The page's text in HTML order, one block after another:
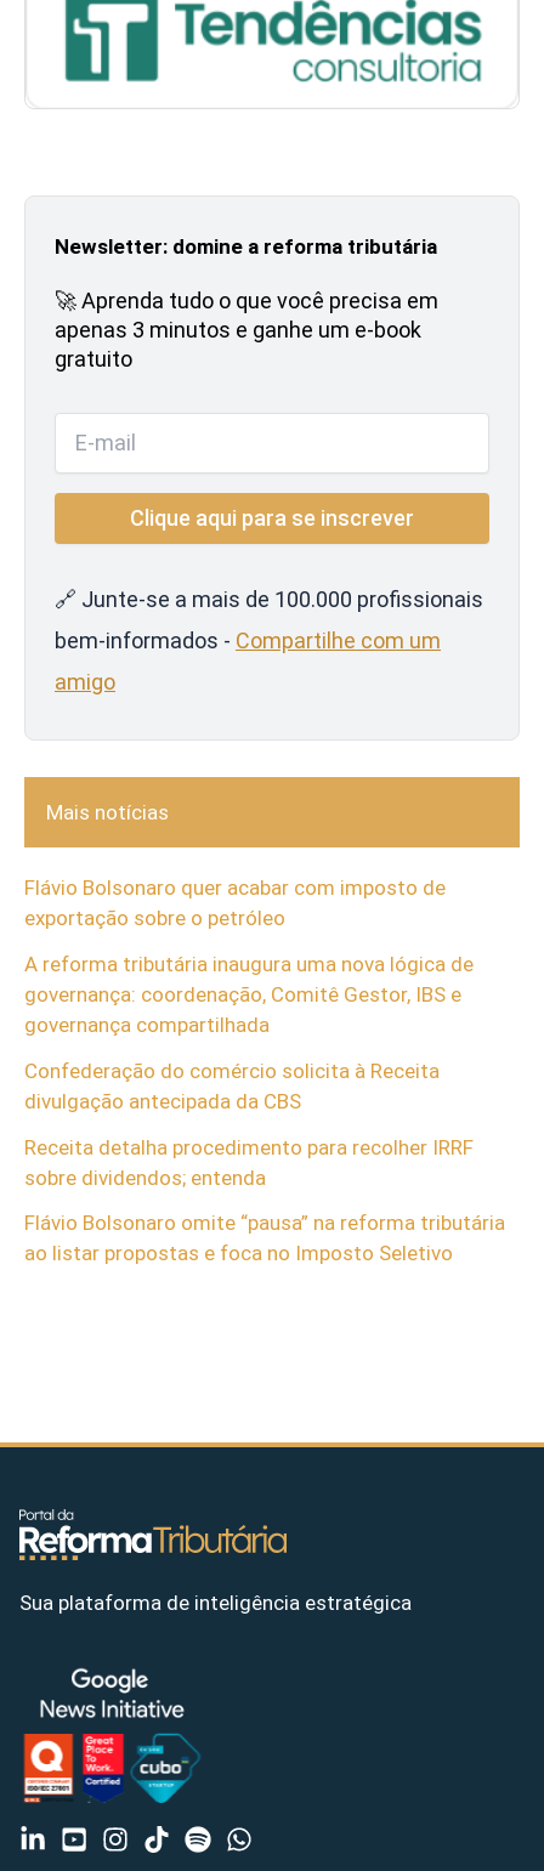
Newsletter: domine a reforma tributária
🚀 Aprenda tudo o que você precisa em
apenas 3 minutos e ganhe um e-book
gratuito
🔗 Junte-se a mais de 100.000 profissionais
bem-informados - Compartilhe com um
amigo
Mais notícias
Flávio Bolsonaro quer acabar com imposto de
exportação sobre o petróleo
A reforma tributária inaugura uma nova lógica de
governança: coordenação, Comitê Gestor, IBS e
governança compartilhada
Confederação do comércio solicita à Receita
divulgação antecipada da CBS
Receita detalha procedimento para recolher IRRF
sobre dividendos; entenda
Flávio Bolsonaro omite “pausa” na reforma tributária
ao listar propostas e foca no Imposto Seletivo
Sua plataforma de inteligência estratégica